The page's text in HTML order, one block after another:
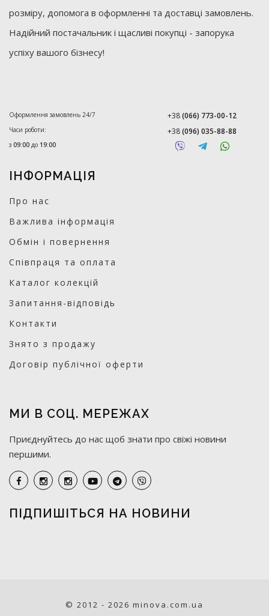
розміру, допомога в оформленні та доставці замовлень.
Надійний постачальник і щасливі покупці - запорука
успіху вашого бізнесу!
Оформлення замовлень 24/7
Часи роботи:
з 09:00 до 19:00
+38(066) 773-00-12
+38(096) 035-88-88
ІНФОРМАЦІЯ
Про нас
Важлива інформація
Обмін і повернення
Співпраця та оплата
Каталог колекцій
Запитання-відповідь
Контакти
Знято з продажу
Договір публічної оферти
МИ В СОЦ. МЕРЕЖАХ
Приєднуйтесь до нас щоб знати про свіжі новини
першими.
ПІДПИШІТЬСЯ НА НОВИНИ
© 2012 - 2026 minova.com.ua